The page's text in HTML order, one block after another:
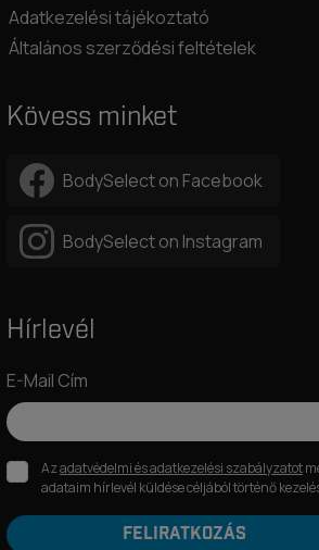
Adatkezelési tájékoztató
Általános szerződési feltételek
Kövess minket
BodySelect on Facebook
BodySelect on Instagram
Hírlevél
E-Mail Cím
Azadatvédelmi és adatkezelési szabályzatot
adataim hírlevél küldése céljából történő
FELIRATKOZÁS